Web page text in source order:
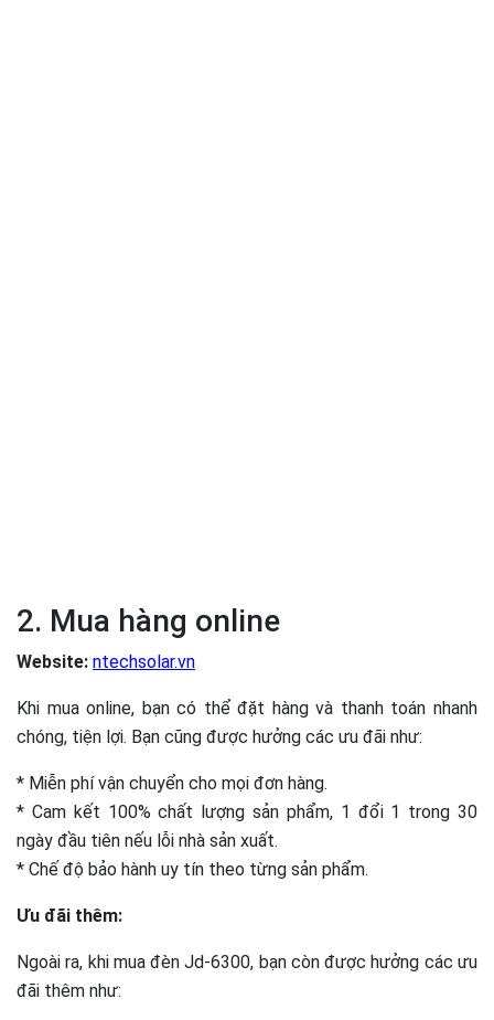
2. Mua hàng online
Website: ntechsolar.vn
Khi mua online, bạn có thể đặt hàng và thanh toán nhanh
chóng, tiện lợi. Bạn cũng được hưởng các ưu đãi như:
* Miễn phí vận chuyển cho mọi đơn hàng.
* Cam kết 100% chất lượng sản phẩm, 1 đổi 1 trong 30
ngày đầu tiên nếu lỗi nhà sản xuất.
* Chế độ bảo hành uy tín theo từng sản phẩm.
Ưu đãi thêm:
Ngoài ra, khi mua đèn Jd-6300, bạn còn được hưởng các ưu
đãi thêm như: